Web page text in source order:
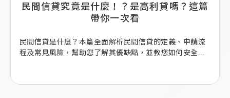
麼！？是高利貸嗎？這篇
面解析民間信貸的定義、申請流
解其優缺點，並教您如何安全...
融資公司與銀行貸
許多中小企業主和個人創業
個重要的抉擇：向銀行申請